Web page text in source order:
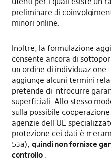
preliminare di
minori online.
Inoltre, la formulazione
consente ancora di
un ordine di individuazione.
aggiunge alcuni termini
pretende di introdurre
superficiali. Allo stesso
sulla possibile
agenzie dell’UE
protezione dei dati è
53a), quindi non fornisce
controllo.